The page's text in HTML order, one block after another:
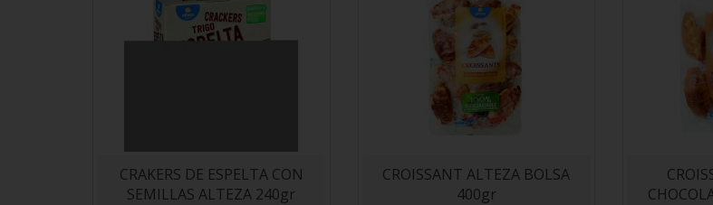
CRAKERS DE ESPELTA CON
SEMILLAS ALTEZA 240gr
CROISSANT ALTEZA BOLSA
400gr